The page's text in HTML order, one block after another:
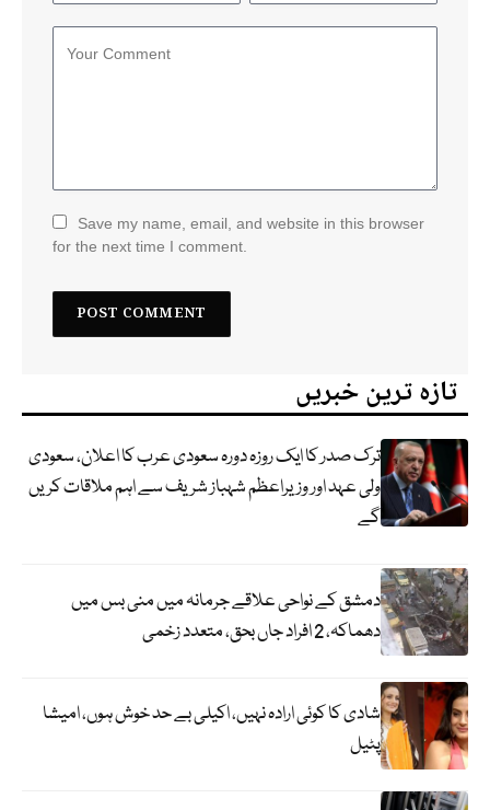
Save my name, email, and website in this browser
for the next time I comment.
تازہ ترین خبریں
ترک صدر کا ایک روزہ دورہ سعودی عرب کا اعلان، سعودی
ولی عہد اور وزیراعظم شہباز شریف سے اہم ملاقات کریں
گے
دمشق کے نواحی علاقے جرمانہ میں منی بس میں
دھماکہ، 2 افراد جاں بحق، متعدد زخمی
شادی کا کوئی ارادہ نہیں، اکیلی بے حد خوش ہوں، امیشا
پٹیل